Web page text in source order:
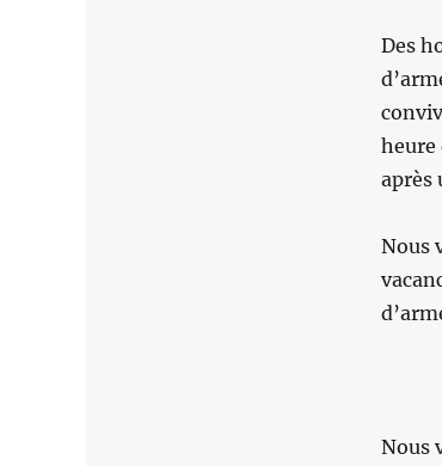
Des
heure
après
Nous
Nous